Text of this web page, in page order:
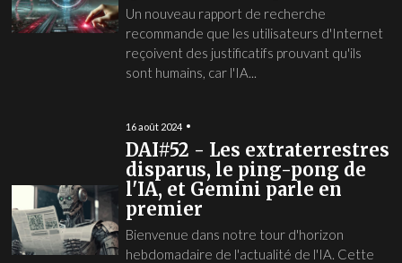
Un nouveau rapport de recherche
recommande que les utilisateurs d'Internet
reçoivent des justificatifs prouvant qu'ils
sont humains, car l'IA...
16 août 2024
DAI#52 - Les extraterrestres
disparus, le ping-pong de
l'IA, et Gemini parle en
premier
Bienvenue dans notre tour d'horizon
hebdomadaire de l'actualité de l'IA. Cette